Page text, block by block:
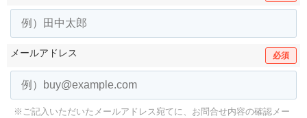
メールアドレス 必須
※ご記入いただいたメールアドレス宛てに、お問合せ内容の確認メー